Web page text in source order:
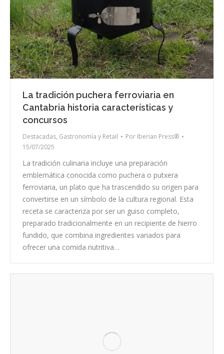
La tradición puchera ferroviaria en
Cantabria historia características y
concursos
Destacadas, Gastronomía y Retail Por Iberian Press®
15/07/2025
La tradición culinaria incluye una preparación
emblemática conocida como puchera o putxera
ferroviaria, un plato que ha trascendido su origen para
convertirse en un símbolo de la cultura regional. Esta
receta se caracteriza por ser un guiso completo,
preparado tradicionalmente en un recipiente de hierro
fundido, que combina ingredientes variados para
ofrecer una comida nutritiva…